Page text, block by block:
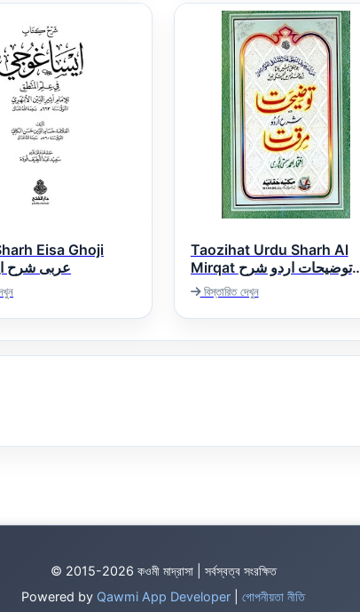
Eisa Ghoji
عربی شرح
Taozihat Urdu Sharh Al
Mirqat توضیحات اردو شرح
مرقات
বিস্তারিত দেখুন
© 2015-2026 কওমী মাদ্রাসা | সর্বস্বত্ব সংরক্ষিত
Powered by Qawmi App Developer গোপনীয়তা নীতি